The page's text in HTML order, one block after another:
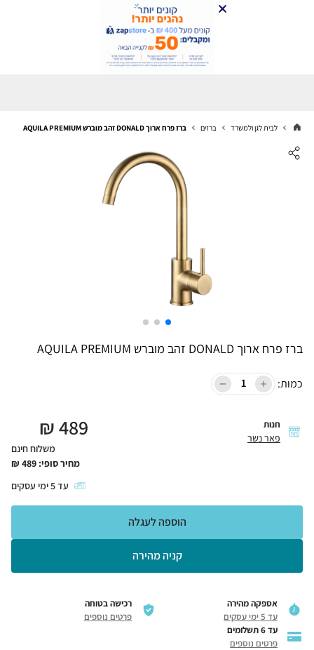
לבית לגן ולמשרד ברזים ברז פרח ארוך DONALD זהב מוברש AQUILA PREMIUM
ברז פרח ארוך DONALD זהב מוברש AQUILA PREMIUM
כמות:
חנות
פאר נשר 489
₪
משלוח חינם
מחיר סופי: 489
₪
עד5ימי עסקים
קניה מהירה
הוספה לעגלה
אספקה מהירה
עד 5 ימי עסקים
רכישה בטוחה
פרטים נוספים
עד 6 תשלומים
פרטים נוספים